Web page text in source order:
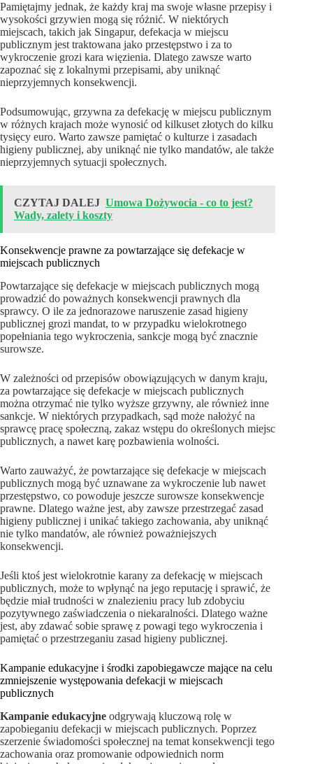
Pamiętajmy jednak, że każdy kraj ma swoje własne przepisy i
wysokości grzywien mogą się różnić. W niektórych
miejscach, takich jak Singapur, defekacja w miejscu
publicznym jest traktowana jako przestępstwo i za to
wykroczenie grozi kara więzienia. Dlatego zawsze warto
zapoznać się z lokalnymi przepisami, aby uniknąć
nieprzyjemnych konsekwencji.
Podsumowując, grzywna za defekację w miejscu publicznym
w różnych krajach może wynosić od kilkuset złotych do kilku
tysięcy euro. Warto zawsze pamiętać o kulturze i zasadach
higieny publicznej, aby uniknąć nie tylko mandatów, ale także
nieprzyjemnych sytuacji społecznych.
CZYTAJ DALEJ Umowa Dożywocia - co to jest?
Wady, zalety i koszty
Konsekwencje prawne za powtarzające się defekacje w
miejscach publicznych
Powtarzające się defekacje w miejscach publicznych mogą
prowadzić do poważnych konsekwencji prawnych dla
sprawcy. O ile za jednorazowe naruszenie zasad higieny
publicznej grozi mandat, to w przypadku wielokrotnego
popełniania tego wykroczenia, sankcje mogą być znacznie
surowsze.
W zależności od przepisów obowiązujących w danym kraju,
za powtarzające się defekacje w miejscach publicznych
można otrzymać nie tylko wyższe grzywny, ale również inne
sankcje. W niektórych przypadkach, sąd może nałożyć na
sprawcę pracę społeczną, zakaz wstępu do określonych miejsc
publicznych, a nawet karę pozbawienia wolności.
Warto zauważyć, że powtarzające się defekacje w miejscach
publicznych mogą być uznawane za wykroczenie lub nawet
przestępstwo, co powoduje jeszcze surowsze konsekwencje
prawne. Dlatego ważne jest, aby zawsze przestrzegać zasad
higieny publicznej i unikać takiego zachowania, aby uniknąć
nie tylko mandatów, ale również poważniejszych
konsekwencji.
Jeśli ktoś jest wielokrotnie karany za defekację w miejscach
publicznych, może to wpłynąć na jego reputację i sprawić, że
będzie miał trudności w znalezieniu pracy lub zdobyciu
pozytywnego zaświadczenia o niekaralności. Dlatego ważne
jest, aby zdawać sobie sprawę z powagi tego wykroczenia i
pamiętać o przestrzeganiu zasad higieny publicznej.
Kampanie edukacyjne i środki zapobiegawcze mające na celu
zmniejszenie występowania defekacji w miejscach
publicznych
Kampanie edukacyjne odgrywają kluczową rolę w
zapobieganiu defekacji w miejscach publicznych. Poprzez
szerzenie świadomości społecznej na temat konsekwencji tego
zachowania oraz promowanie odpowiednich norm